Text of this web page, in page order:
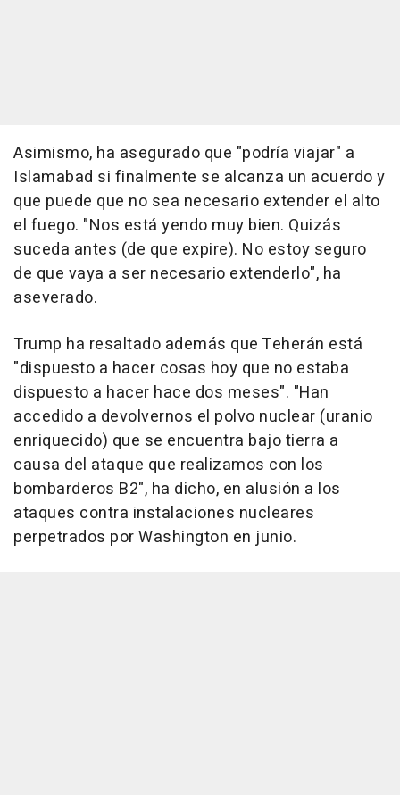
Asimismo, ha asegurado que "podría viajar" a
Islamabad si finalmente se alcanza un acuerdo y
que puede que no sea necesario extender el alto
el fuego. "Nos está yendo muy bien. Quizás
suceda antes (de que expire). No estoy seguro
de que vaya a ser necesario extenderlo", ha
aseverado.
Trump ha resaltado además que Teherán está
"dispuesto a hacer cosas hoy que no estaba
dispuesto a hacer hace dos meses". "Han
accedido a devolvernos el polvo nuclear (uranio
enriquecido) que se encuentra bajo tierra a
causa del ataque que realizamos con los
bombarderos B2", ha dicho, en alusión a los
ataques contra instalaciones nucleares
perpetrados por Washington en junio.